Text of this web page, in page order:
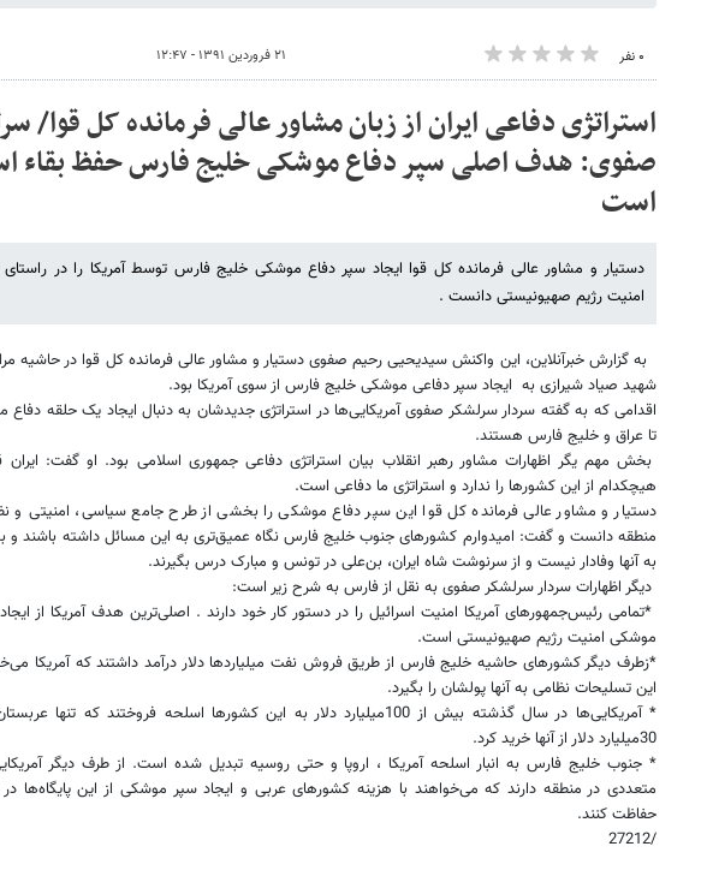
۰ نفر ۲۱ فروردین ۱۳۹۱ - ۱۲:۴۷
استراتژی دفاعی ایران از زبان مشاور عالی فرمانده کل قوا/
صفوی: هدف اصلی سپر دفاع موشکی خلیج فارس حفظ بقاء
است
دستیار و مشاور عالی فرمانده کل قوا ایجاد سپر دفاع موشکی خلیج فارس توسط آمریکا را در
امنیت رژیم صهیونیستی دانست .
به گزارش خبرآنلاین، این واکنش سیدیحیی رحیم صفوی دستیار و مشاور عالی فرمانده کل قوا در حاشیه
شهید صیاد شیرازی به ایجاد سپر دفاعی موشکی خلیج فارس از سوی آمریکا بود.
اقدامی که به گفته سردار سرلشکر صفوی آمریکایی‌ها در استراتژی جدیدشان به دنبال ایجاد یک حلقه دفاع
تا عراق و خلیج فارس هستند.
بخش مهم یگر اظهارات مشاور رهبر انقلاب بیان استراتژی دفاعی جمهوری اسلامی بود. او گفت:
هیچکدام از این کشورها را ندارد و استراتژی ما دفاعی است.
دستیار و مشاور عالی فرمانده کل قوا این سپر دفاع موشکی را بخشی از طرح جامع سیاسی، امنیتی و
منطقه دانست و گفت: امیدوارم کشورهای جنوب خلیج فارس نگاه عمیق‌تری به این مسائل داشته باشند و
به آنها وفادار نیست و از سرنوشت شاه ایران، بن‌علی در تونس و مبارک درس بگیرند.
دیگر اظهارات سردار سرلشکر صفوی به نقل از فارس به شرح زیر است:
*تمامی رئیس‌جمهورهای آمریکا امنیت اسرائیل را در دستور کار خود دارند . اصلی‌ترین هدف آمریکا از
موشکی امنیت رژیم صهیونیستی است.
*زطرف دیگر کشورهای حاشیه خلیج فارس از طریق فروش نفت میلیاردها دلار درآمد داشتند که آمریکا
این تسلیحات نظامی به آنها پولشان را بگیرد.
* آمریکایی‌ها در سال گذشته بیش از 100میلیارد دلار به این کشورها اسلحه فروختند که
30میلیارد دلار از آنها خرید کرد.
* جنوب خلیج‌ فارس به انبار اسلحه آمریکا ، اروپا و حتی روسیه تبدیل شده است. از طرف دیگر
متعددی در منطقه دارند که می‌خواهند با هزینه کشورهای عربی و ایجاد سپر موشکی از این پایگاه‌ها در
حفاظت کنند.
/27212